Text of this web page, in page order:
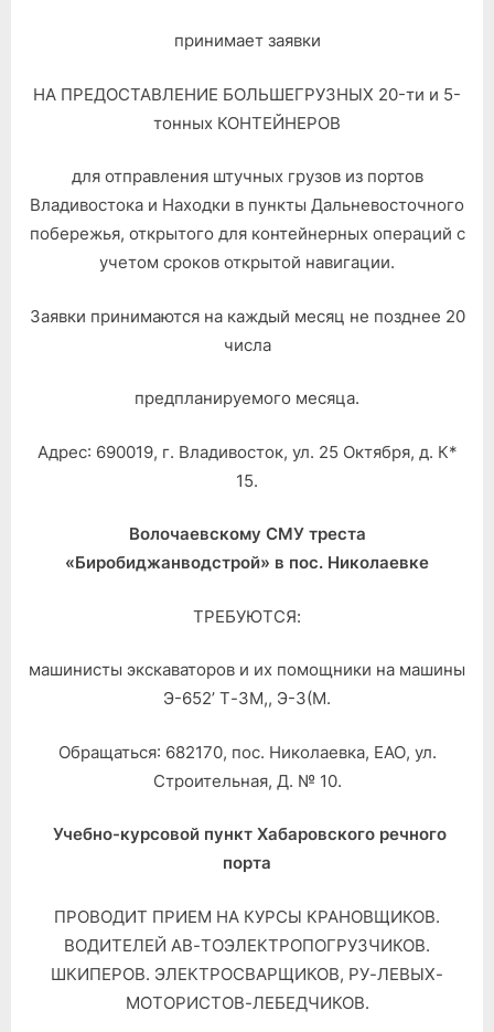
принимает заявки
НА ПРЕДОСТАВЛЕНИЕ БОЛЬШЕГРУЗНЫХ 20-ти и 5-
тонных КОНТЕЙНЕРОВ
для отправления штучных грузов из портов
Владивостока и Находки в пункты Дальневосточного
побережья, открытого для контейнерных операций с
учетом сроков открытой навигации.
Заявки принимаются на каждый месяц не позднее 20
числа
предпланируемого месяца.
Адрес: 690019, г. Владивосток, ул. 25 Октября, д. К*
15.
Волочаевскому СМУ треста
«Биробиджанводстрой» в пос. Николаевке
ТРЕБУЮТСЯ:
машинисты экскаваторов и их помощники на машины
Э-652’ Т-ЗМ,, Э-3(М.
Обращаться: 682170, пос. Николаевка, ЕАО, ул.
Строительная, Д. № 10.
Учебно-курсовой пункт Хабаровского речного
порта
ПРОВОДИТ ПРИЕМ НА КУРСЫ КРАНОВЩИКОВ.
ВОДИТЕЛЕЙ АВ-ТОЭЛЕКТРОПОГРУЗЧИКОВ.
ШКИПЕРОВ. ЭЛЕКТРОСВАРЩИКОВ, РУ-ЛЕВЫХ-
МОТОРИСТОВ-ЛЕБЕДЧИКОВ.